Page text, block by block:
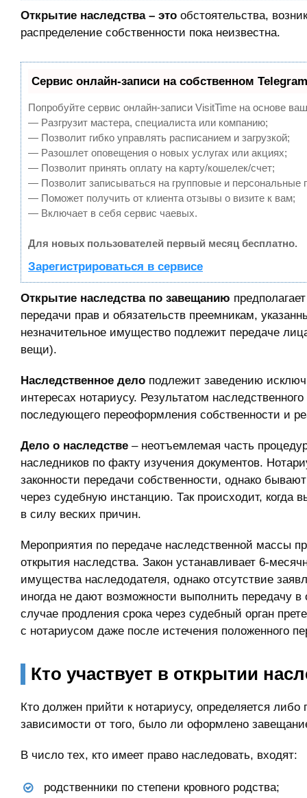
Открытие наследства – это обстоятельства,
распределение собственности пока неизвестна.
Сервис онлайн-записи на собственном
Попробуйте сервис онлайн-записи VisitTime на основе
— Разгрузит мастера, специалиста или компанию;
— Позволит гибко управлять расписанием и загрузкой;
— Разошлет оповещения о новых услугах или акциях;
— Позволит принять оплату на карту/кошелек/счет;
— Позволит записываться на групповые и персональные
— Поможет получить от клиента отзывы о визите к вам;
— Включает в себя сервис чаевых.
Для новых пользователей первый месяц бесплатно.
Зарегистрироваться в сервисе
Открытие наследства по завещанию
передачи прав и обязательств преемникам,
незначительное имущество подлежит передаче
вещи).
Наследственное дело подлежит заведению
интересах нотариусу. Результатом
последующего переоформления собственности и
Дело о наследстве – неотъемлемая часть
наследников по факту изучения документов.
законности передачи собственности, однако
через судебную инстанцию. Так происходит,
в силу веских причин.
Мероприятия по передаче наследственной массы
открытия наследства. Закон устанавливает 6-
имущества наследодателя, однако отсутствие
иногда не дают возможности выполнить передачу
случае продления срока через судебный орган
с нотариусом даже после истечения положенного
Кто участвует в открытии
Кто должен прийти к нотариусу, определяется
зависимости от того, было ли оформлено
В число тех, кто имеет право наследовать, входят:
родственники по степени кровного родства;